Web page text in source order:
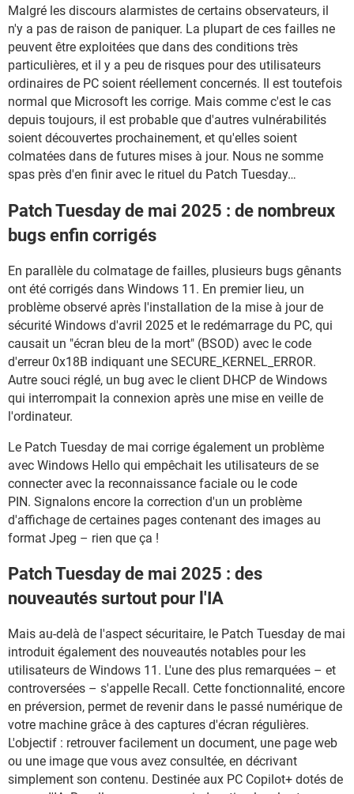
Malgré les discours alarmistes de certains observateurs, il
n'y a pas de raison de paniquer. La plupart de ces failles ne
peuvent être exploitées que dans des conditions très
particulières, et il y a peu de risques pour des utilisateurs
ordinaires de PC soient réellement concernés. Il est toutefois
normal que Microsoft les corrige. Mais comme c'est le cas
depuis toujours, il est probable que d'autres vulnérabilités
soient découvertes prochainement, et qu'elles soient
colmatées dans de futures mises à jour. Nous ne somme
spas près d'en finir avec le rituel du Patch Tuesday…
Patch Tuesday de mai 2025 : de nombreux
bugs enfin corrigés
En parallèle du colmatage de failles, plusieurs bugs gênants
ont été corrigés dans Windows 11. En premier lieu, un
problème observé après l'installation de la mise à jour de
sécurité Windows d'avril 2025 et le redémarrage du PC, qui
causait un "écran bleu de la mort" (BSOD) avec le code
d'erreur 0x18B indiquant une SECURE_KERNEL_ERROR.
Autre souci réglé, un bug avec le client DHCP de Windows
qui interrompait la connexion après une mise en veille de
l'ordinateur.
Le Patch Tuesday de mai corrige également un problème
avec Windows Hello qui empêchait les utilisateurs de se
connecter avec la reconnaissance faciale ou le code
PIN. Signalons encore la correction d'un un problème
d'affichage de certaines pages contenant des images au
format Jpeg – rien que ça !
Patch Tuesday de mai 2025 : des
nouveautés surtout pour l'IA
Mais au-delà de l'aspect sécuritaire, le Patch Tuesday de mai
introduit également des nouveautés notables pour les
utilisateurs de Windows 11. L'une des plus remarquées – et
controversées – s'appelle Recall. Cette fonctionnalité, encore
en préversion, permet de revenir dans le passé numérique de
votre machine grâce à des captures d'écran régulières.
L'objectif : retrouver facilement un document, une page web
ou une image que vous avez consultée, en décrivant
simplement son contenu. Destinée aux PC Copilot+ dotés de